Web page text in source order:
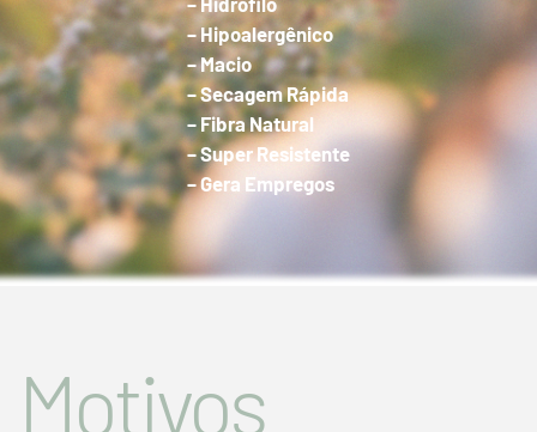
– Hipoalergênico
– Macio
– Secagem Rápida
– Fibra Natural
– Super Resistente
– Gera Empregos
Motivos